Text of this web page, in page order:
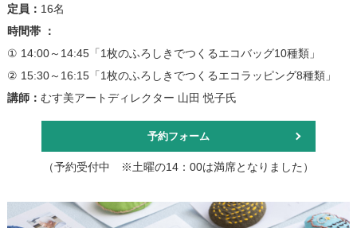
定員： 16名
時間帯 ：
① 14:00～14:45「1枚のふろしきでつくるエコバッグ10種類」
② 15:30～16:15「1枚のふろしきでつくるエコラッピング8種類」
講師： むす美アートディレクター 山田 悦子氏
予約フォーム
（予約受付中 ※土曜の14：00は満席となりました）